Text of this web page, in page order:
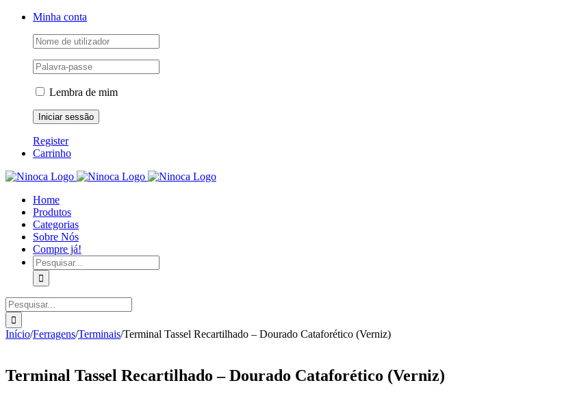
Skip
Facebook
Instagram
YouTubeMinha conta
Lembra de mim
Register
Carrinho
Home
Produtos
Categorias
Sobre Nós
Compre já!
Pesquisar
Pesquisar
Início/Ferragens/Terminais/Terminal Tassel Recartilhado – Dourado Cataforético (Verniz)
Terminal Tassel Recartilhado – Dourado Cataforético (Verniz)